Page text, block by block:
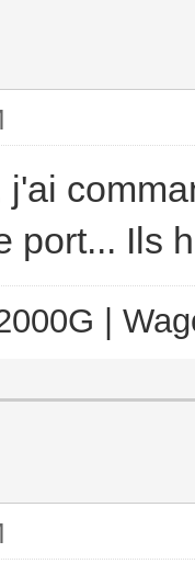
port... Ils
|